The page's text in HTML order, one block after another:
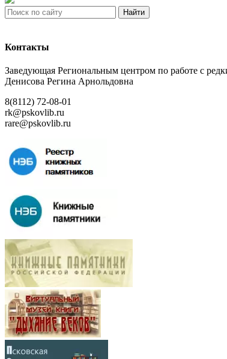
Найти
Контакты
Заведующая Региональным центром по работе с
Денисова Регина Арнольдовна
8(8112) 72-08-01
rk@pskovlib.ru
rare@pskovlib.ru